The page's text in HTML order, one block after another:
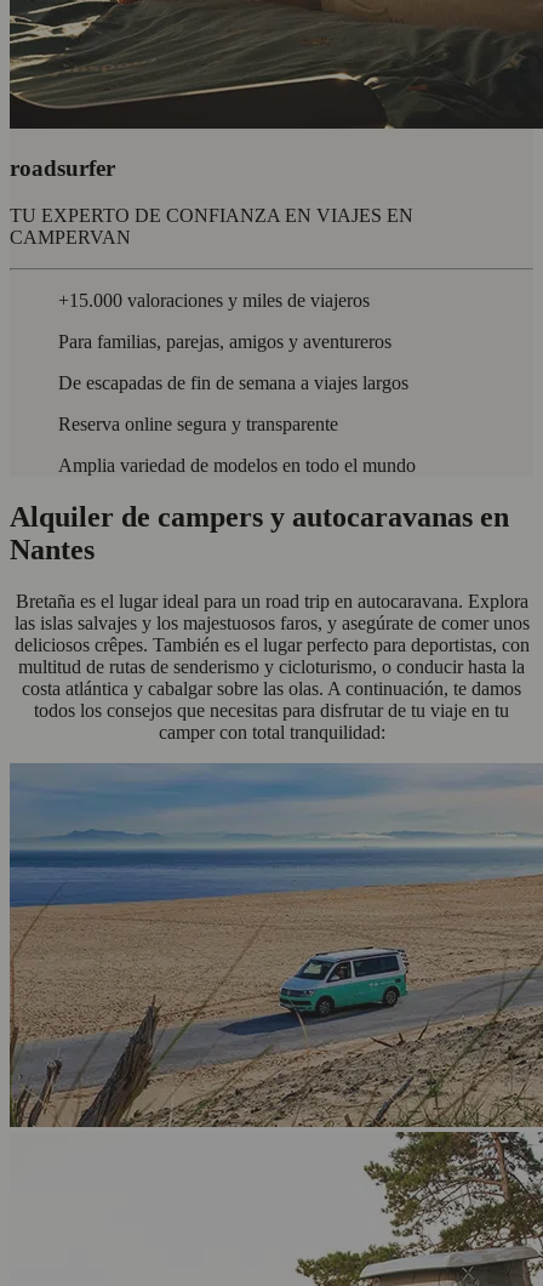
roadsurfer
TU EXPERTO DE CONFIANZA EN VIAJES EN
CAMPERVAN
+15.000 valoraciones y miles de viajeros
Para familias, parejas, amigos y aventureros
De escapadas de fin de semana a viajes largos
Reserva online segura y transparente
Amplia variedad de modelos en todo el mundo
Alquiler de campers y autocaravanas en
Nantes
Bretaña es el lugar ideal para un road trip en autocaravana. Explora
las islas salvajes y los majestuosos faros, y asegúrate de comer unos
deliciosos crêpes. También es el lugar perfecto para deportistas, con
multitud de rutas de senderismo y cicloturismo, o conducir hasta la
costa atlántica y cabalgar sobre las olas. A continuación, te damos
todos los consejos que necesitas para disfrutar de tu viaje en tu
camper con total tranquilidad: